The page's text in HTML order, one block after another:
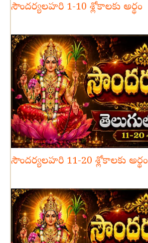
సౌందర్యలహరి 1-10 శ్లోకాలకు అర్థం
సౌందర్యలహరి 11-20 శ్లోకాలకు అర్థం